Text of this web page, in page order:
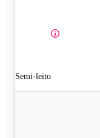
Semi-leito